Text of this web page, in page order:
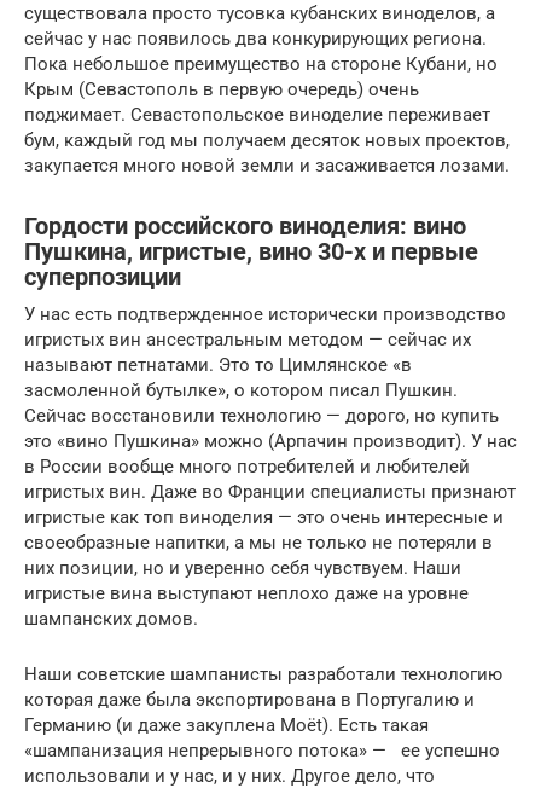
существовала просто тусовка кубанских виноделов, а
сейчас у нас появилось два конкурирующих региона.
Пока небольшое преимущество на стороне Кубани, но
Крым (Севастополь в первую очередь) очень
поджимает. Севастопольское виноделие переживает
бум, каждый год мы получаем десяток новых проектов,
закупается много новой земли и засаживается лозами.
Гордости российского виноделия: вино
Пушкина, игристые, вино 30-х и первые
суперпозиции
У нас есть подтвержденное исторически производство
игристых вин ансестральным методом — сейчас их
называют петнатами. Это то Цимлянское «в
засмоленной бутылке», о котором писал Пушкин.
Сейчас восстановили технологию — дорого, но купить
это «вино Пушкина» можно (Арпачин производит). У нас
в России вообще много потребителей и любителей
игристых вин. Даже во Франции специалисты признают
игристые как топ виноделия — это очень интересные и
своеобразные напитки, а мы не только не потеряли в
них позиции, но и уверенно себя чувствуем. Наши
игристые вина выступают неплохо даже на уровне
шампанских домов.
Наши советские шампанисты разработали технологию
которая даже была экспортирована в Португалию и
Германию (и даже закуплена Moёt). Есть такая
«шампанизация непрерывного потока» — ее успешно
использовали и у нас, и у них. Другое дело, что